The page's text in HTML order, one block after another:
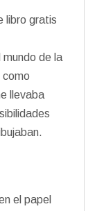
libro gratis
de la
como
llevaba
el papel